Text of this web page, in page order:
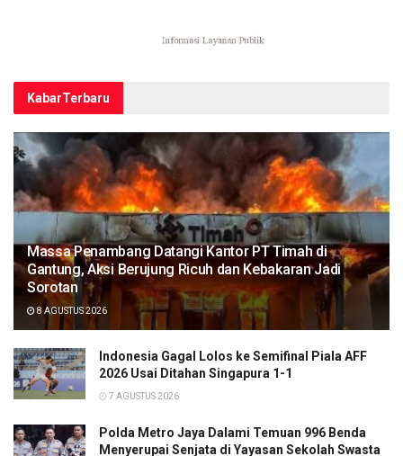
KabarTerbaru
Massa Penambang Datangi Kantor PT Timah di
Gantung, Aksi Berujung Ricuh dan Kebakaran Jadi
Sorotan
8 AGUSTUS 2026
Indonesia Gagal Lolos ke Semifinal Piala AFF
2026 Usai Ditahan Singapura 1-1
7 AGUSTUS 2026
Polda Metro Jaya Dalami Temuan 996 Benda
Menyerupai Senjata di Yayasan Sekolah Swasta